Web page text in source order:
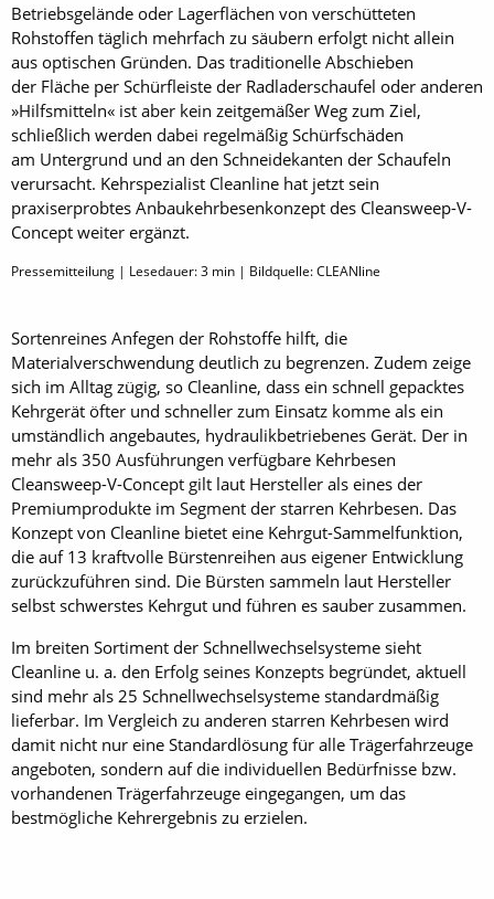
Betriebsgelände oder Lagerflächen von verschütteten
Rohstoffen täglich mehrfach zu säubern erfolgt nicht allein
aus optischen Gründen. Das traditionelle Abschieben
der Fläche per Schürfleiste der Radladerschaufel oder anderen
»Hilfsmitteln« ist aber kein zeitgemäßer Weg zum Ziel,
schließlich werden dabei regelmäßig Schürfschäden
am Untergrund und an den Schneidekanten der Schaufeln
verursacht. Kehrspezialist Cleanline hat jetzt sein
praxiserprobtes Anbaukehrbesenkonzept des Cleansweep-V-
Concept weiter ergänzt.
Pressemitteilung | Lesedauer:3 min | Bildquelle: CLEANline
Sortenreines Anfegen der Rohstoffe hilft, die
Materialverschwendung deutlich zu begrenzen. Zudem zeige
sich im Alltag zügig, so Cleanline, dass ein schnell gepacktes
Kehrgerät öfter und schneller zum Einsatz komme als ein
umständlich angebautes, hydraulikbetriebenes Gerät. Der in
mehr als 350 Ausführungen verfügbare Kehrbesen
Cleansweep-V-Concept gilt laut Hersteller als eines der
Premiumprodukte im Segment der starren Kehrbesen. Das
Konzept von Cleanline bietet eine Kehrgut-Sammelfunktion,
die auf 13 kraftvolle Bürstenreihen aus eigener Entwicklung
zurückzuführen sind. Die Bürsten sammeln laut Hersteller
selbst schwerstes Kehrgut und führen es sauber zusammen.
Im breiten Sortiment der Schnellwechselsysteme sieht
Cleanline u. a. den Erfolg seines Konzepts begründet, aktuell
sind mehr als 25 Schnellwechselsysteme standardmäßig
lieferbar. Im Vergleich zu anderen starren Kehrbesen wird
damit nicht nur eine Standardlösung für alle Trägerfahrzeuge
angeboten, sondern auf die individuellen Bedürfnisse bzw.
vorhandenen Trägerfahrzeuge eingegangen, um das
bestmögliche Kehrergebnis zu erzielen.